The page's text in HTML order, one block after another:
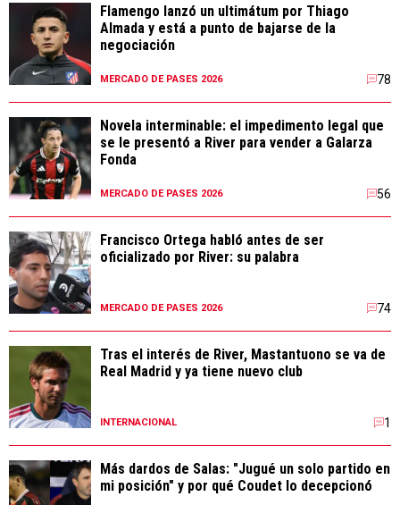
Flamengo lanzó un ultimátum por Thiago
Almada y está a punto de bajarse de la
negociación
MERCADO DE PASES 2026 78
Novela interminable: el impedimento legal que
se le presentó a River para vender a Galarza
Fonda
MERCADO DE PASES 2026 56
Francisco Ortega habló antes de ser
oficializado por River: su palabra
MERCADO DE PASES 2026 74
Tras el interés de River, Mastantuono se va de
Real Madrid y ya tiene nuevo club
INTERNACIONAL 1
Más dardos de Salas: "Jugué un solo partido en
mi posición" y por qué Coudet lo decepcionó